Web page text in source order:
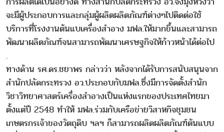
จะมีผู้ประกอบการและกลุ่มผู้ผลิตผลิตภัณฑ์ต่างๆไปติดต่อใช้
บริการที่โรงงานต้นแบเครื่องสำอาง มฟล.ให้มากขึ้นและสามารถ
พัฒนาผลิตภัณฑ์จนสามารถพัฒนาเศรษฐกิจให้ก้าวหน้าได้ต่อไป
.
ทางด้าน รศ.ดร.ชยาพร กล่าวว่า หลังจากได้รับการสนับสนุนจาก
สำนักปลัดกระทรวง อว.ประกอบกับมฟล.ซึ่งมีการจัดตั้งสำนัก
วิชาวิทยาศาสตร์เครื่องสำอางเป็นแห่งแรกของประเทศไทยมา
ตั้งแต่ปี 2548 ทำให้ มฟล.ร่วมกับเครือข่ายวิสาหกิจชุมชน
เกษตรกรเจ้าของวัตถุดิบ ฯลฯ ก็สามารถผลิตผลิตภัณฑ์ต้นแบบ